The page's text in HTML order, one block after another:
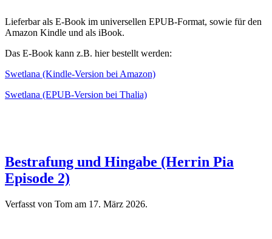
Lieferbar als E-Book im universellen EPUB-Format, sowie für den
Amazon Kindle und als iBook.
Das E-Book kann z.B. hier bestellt werden:
Swetlana (Kindle-Version bei Amazon)
Swetlana (EPUB-Version bei Thalia)
Bestrafung und Hingabe (Herrin Pia
Episode 2)
Verfasst von Tom am 17. März 2026.